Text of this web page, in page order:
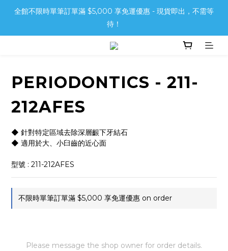
全館不限時單筆訂單滿 $5,000 享免運優惠 - 現貨即出，不需等
待！
PERIODONTICS - 211-
212AFES
◆ 針對特定區域去除深層齦下牙結石
◆ 適用於大、小臼齒的近心面
型號 : 211-212AFES
不限時單筆訂單滿 $5,000 享免運優惠 on order
Please message the shop owner for order details.